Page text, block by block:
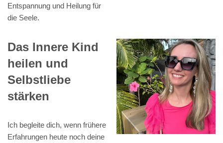
Entspannung und Heilung für
die Seele.
Das Innere Kind
heilen und
Selbstliebe
stärken
Ich begleite dich, wenn frühere
Erfahrungen heute noch deine